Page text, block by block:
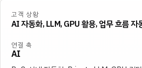
고객 상황
AI 자동화, LLM, GPU 활용, 업무 흐름 자
연결 축
AI